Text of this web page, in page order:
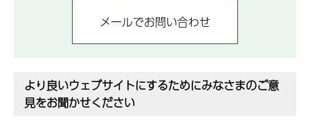
より良いウェブサイトにするためにみなさまのご意
見をお聞かせください